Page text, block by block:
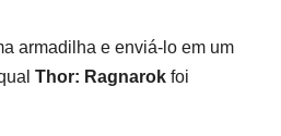
armadilha e enviá-lo em um
Thor: Ragnarok foi